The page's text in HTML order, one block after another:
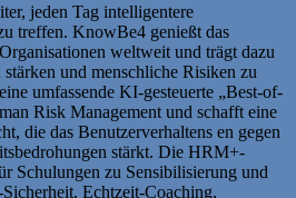
jeden Tag intelligentere
treffen. KnowBe4 genießt das
weltweit und trägt dazu
und menschliche Risiken zu
umfassende KI-gesteuerte „Best-of-
Risk Management und schafft eine
die das Benutzerverhaltens en gegen
stärkt. Die HRM+-
Schulungen zu Sensibilisierung und
Echtzeit-Coaching,